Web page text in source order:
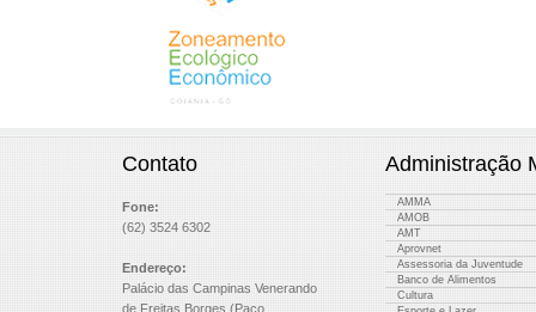
Contato
Fone:
(62) 3524 6302
Endereço:
Palácio das Campinas Venerando
de Freitas Borges (Paço
Administração
AMMA
AMOB
AMT
Aprovnet
Assessoria da Juventude
Banco de Alimentos
Cultura